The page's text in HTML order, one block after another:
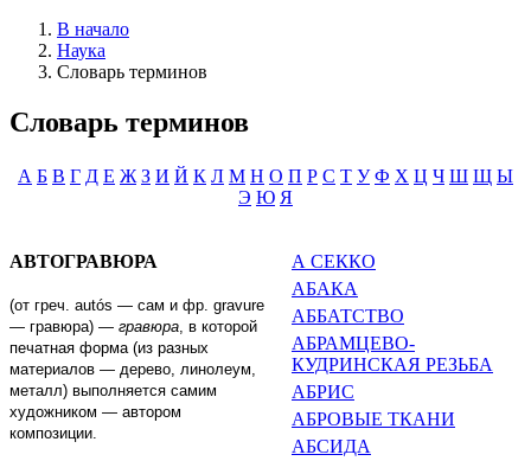
В начало
Наука
Словарь терминов
Словарь терминов
А Б В Г Д Е Ж З И Й К Л М Н О П Р С Т У Ф Х Ц Ч Ш Щ Ы
Э Ю Я
АВТОГРАВЮРА
(от греч. autós — сам и фр. gravure
— гравюра) — гра­вюра , в которой
печатная форма (из разных
материалов — дерево, лино­леум,
металл) выполняется самим
художником — автором
композиции.
А СЕККО
АБАКА
АББАТСТВО
АБРАМЦЕВО-
КУДРИНСКАЯ РЕЗЬБА
АБРИС
АБРОВЫЕ ТКАНИ
АБСИДА